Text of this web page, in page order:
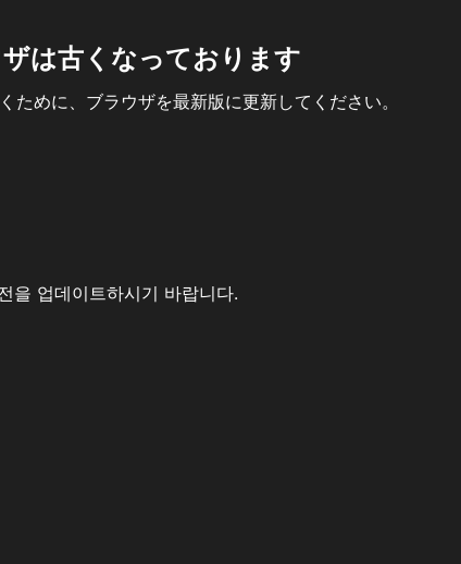
は古くなっております
めに、ブラウザを最新版に更新してください。
을 업데이트하시기 바랍니다.